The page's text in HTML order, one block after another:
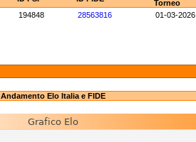
Torneo
194848 28563816 01-03-2026
Andamento Elo Italia e FIDE